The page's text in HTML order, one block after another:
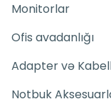
Monitorlar
Ofis avadanlığı
Adapter və
Notbuk